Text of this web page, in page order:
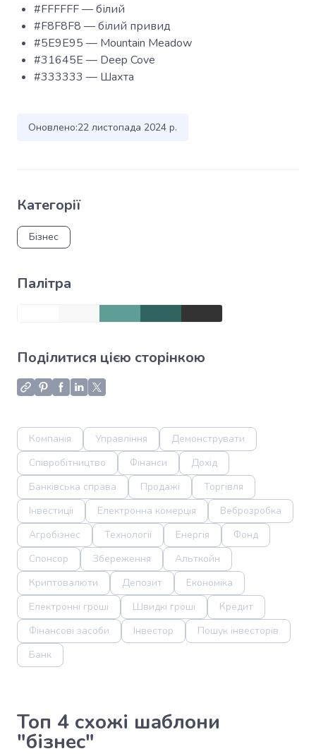
#FFFFFF — білий
#F8F8F8 — білий привид
#5E9E95 — Mountain Meadow
#31645E — Deep Cove
#333333 — Шахта
Оновлено:22 листопада 2024 р.
Категорії
Бізнес
Палітра
Поділитися цією сторінкою
Компанія Управління
Демонструвати
Співробітництво
Фінанси
Дохід
Банківська справа
Продажі
Торгівля
Інвестиції
Електронна комерція
Веброзробка
Агробізнес
Технології Енергія
Фонд
Спонсор
Збереження
Альткойн
Криптовалюти
Депозит
Економіка
Електронні гроші
Швидкі гроші
Кредит
Фінансові засоби
Інвестор
Пошук інвесторів
Банк
Топ 4 схожі шаблони
"бізнес"